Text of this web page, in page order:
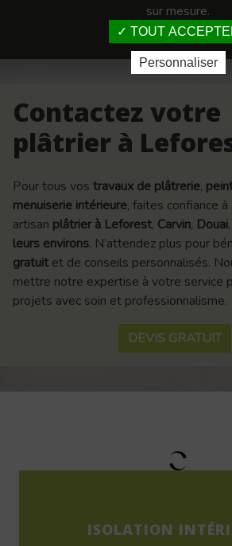
sur mesure.
Contactez votre
plâtrier à
Pour tous vos travaux de plâtrerie,
menuiserie intérieure, faites confiance à
artisan plâtrier à Leforest, Carvin, Douai,
leurs environs. N’attendez plus pour
gratuit et de conseils personnalisés.
mettre notre expertise à votre service
projets avec soin et professionnalisme.
DEVIS GRATUIT
ISOLATION
TOUT
Personnaliser